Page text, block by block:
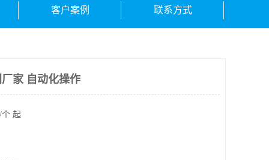
客户案例 联系方式
家 自动化操作
起